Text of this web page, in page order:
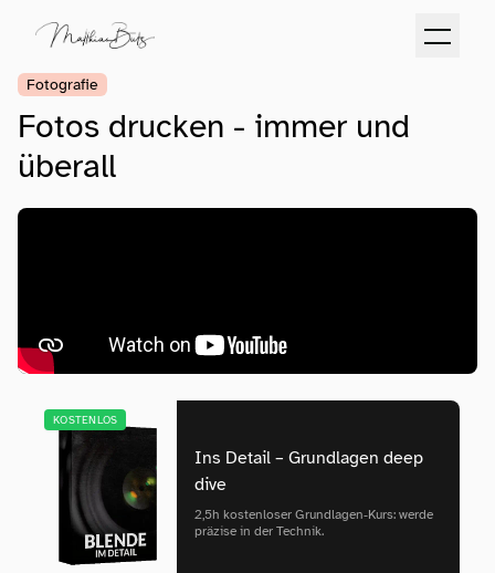
Fotografie
Fotos drucken - immer und
überall
KOSTENLOS
Ins Detail – Grundlagen deep
dive
2,5h kostenloser Grundlagen‑Kurs: werde
präzise in der Technik.